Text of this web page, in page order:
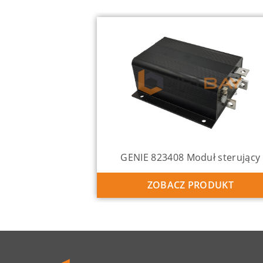
GENIE 823408 Moduł sterujący
ZOBACZ PRODUKT